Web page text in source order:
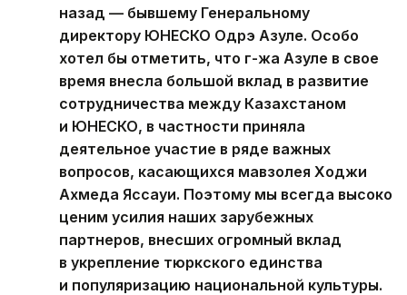
назад — бывшему Генеральному
директору ЮНЕСКО Одрэ Азуле. Особо
хотел бы отметить, что г-жа Азуле в свое
время внесла большой вклад в развитие
сотрудничества между Казахстаном
и ЮНЕСКО, в частности приняла
деятельное участие в ряде важных
вопросов, касающихся мавзолея Ходжи
Ахмеда Яссауи. Поэтому мы всегда высоко
ценим усилия наших зарубежных
партнеров, внесших огромный вклад
в укрепление тюркского единства
и популяризацию национальной культуры.